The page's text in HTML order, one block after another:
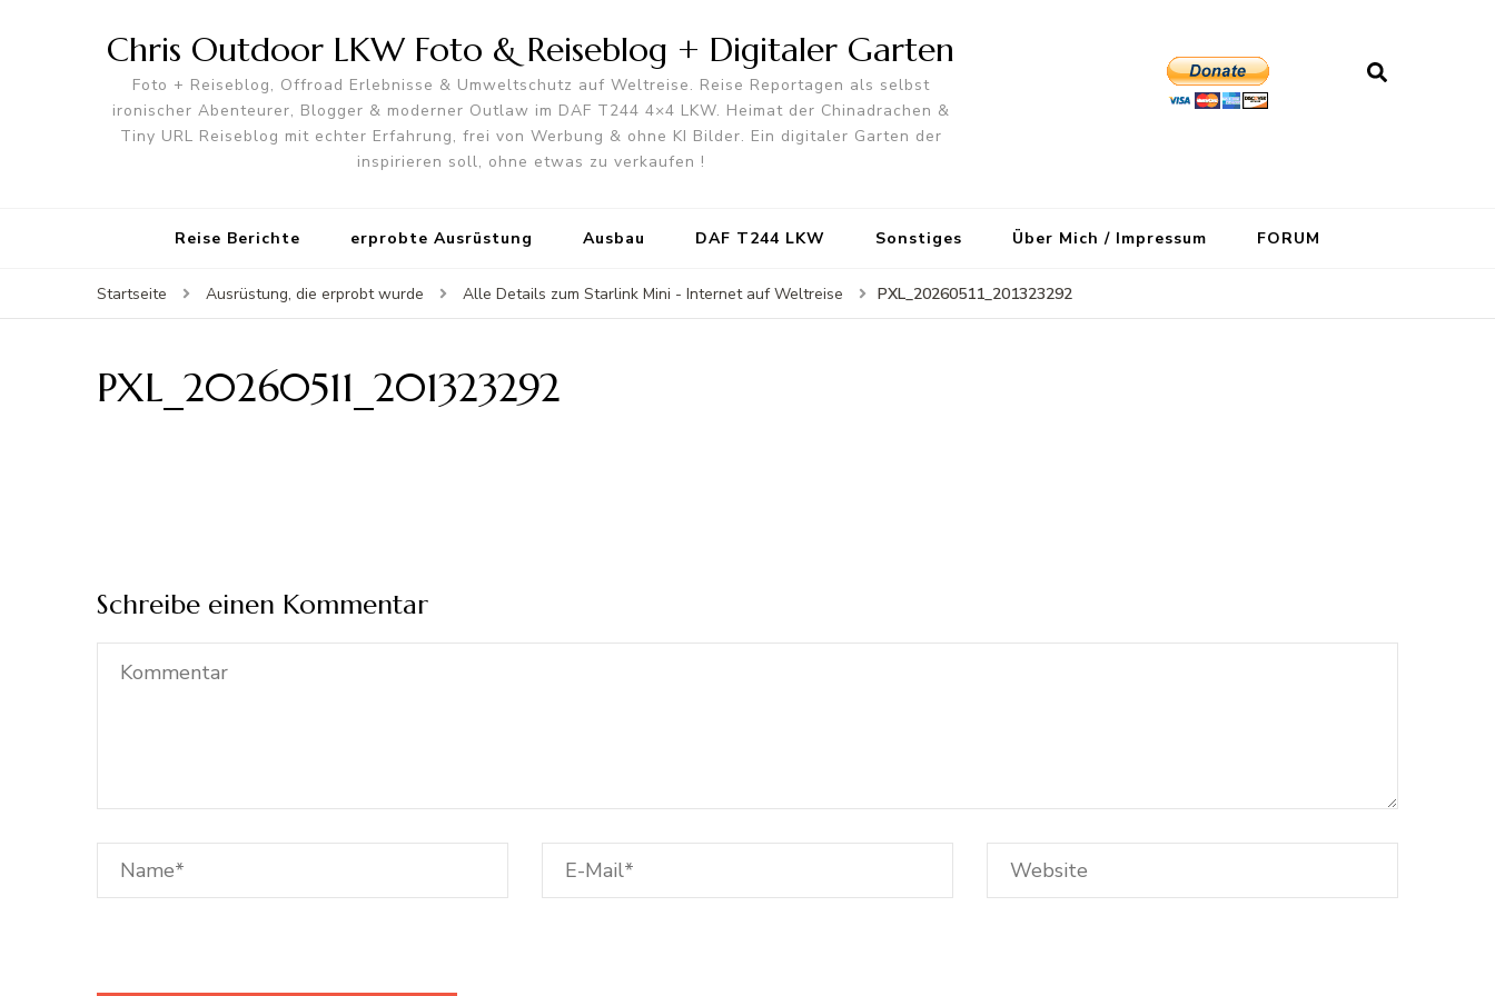
Chris Outdoor LKW Foto & Reiseblog + Digitaler Garten
Foto + Reiseblog, Offroad Erlebnisse & Umweltschutz auf Weltreise. Reise Reportagen als selbst
ironischer Abenteurer, Blogger & moderner Outlaw im DAF T244 4×4 LKW. Heimat der Chinadrachen &
Tiny URL Reiseblog mit echter Erfahrung, frei von Werbung & ohne KI Bilder. Ein digitaler Garten der
inspirieren soll, ohne etwas zu verkaufen !
Reise Berichte erprobte Ausrüstung Ausbau DAF T244 LKW Sonstiges Über Mich / Impressum FORUM
Startseite Ausrüstung, die erprobt wurde Alle Details zum Starlink Mini - Internet auf Weltreise PXL_20260511_201323292
PXL_20260511_201323292
Schreibe einen Kommentar